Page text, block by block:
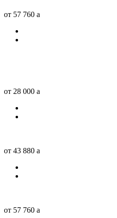
от 57 760 a
от 28 000 a
от 43 880 a
от 57 760 a